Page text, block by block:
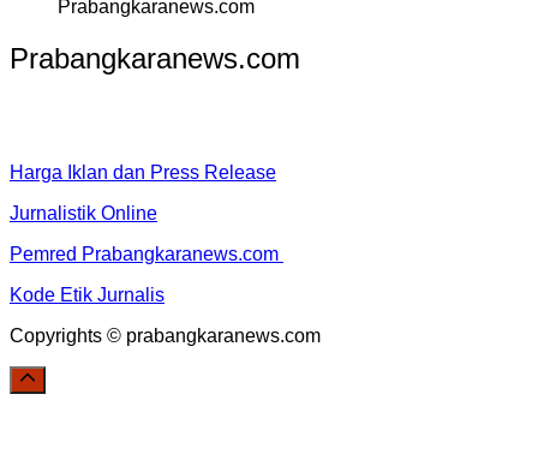
Prabangkaranews.com
Prabangkaranews.com
Harga Iklan dan Press Release
Jurnalistik Online
Pemred Prabangkaranews.com
Kode Etik Jurnalis
Copyrights © prabangkaranews.com